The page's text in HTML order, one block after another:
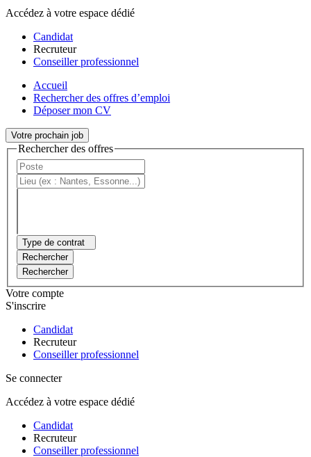
Accédez à votre espace dédié
Candidat
Recruteur
Conseiller professionnel
Accueil
Rechercher des offres d’emploi
Déposer mon CV
Votre prochain job
Rechercher des offres
Type de contrat
Rechercher
Rechercher
Votre compte
S'inscrire
Candidat
Recruteur
Conseiller professionnel
Se connecter
Accédez à votre espace dédié
Candidat
Recruteur
Conseiller professionnel